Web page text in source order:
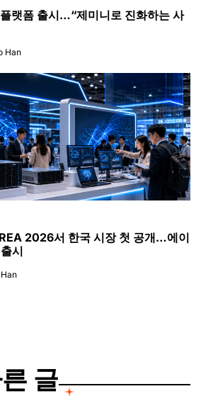
랫폼 출시…“제미니로 진화하는 사
Han
2026서 한국 시장 첫 공개…에이
시
글